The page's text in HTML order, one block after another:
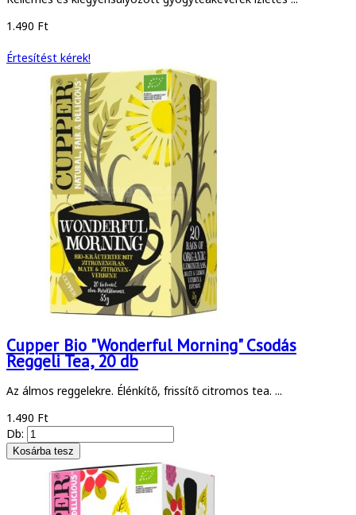
1.490 Ft
Értesítést kérek!
Cupper Bio "Wonderful Morning" Csodás
Reggeli Tea, 20 db
Az álmos reggelekre. Élénkítő, frissítő citromos tea. ...
1.490 Ft
Db: